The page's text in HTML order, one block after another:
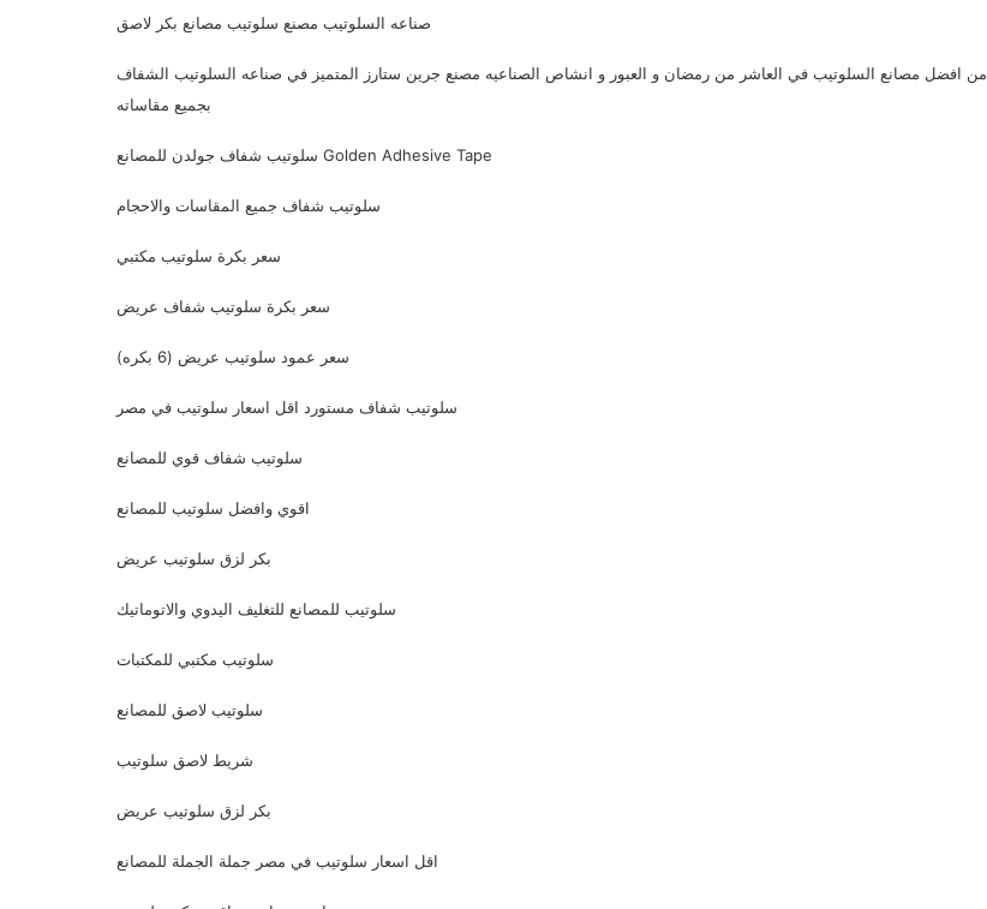
صناعه السلوتيب مصنع سلوتيب مصانع بكر لاصق
من افضل مصانع السلوتيب في العاشر من رمضان و العبور و انشاص الصناعيه مصنع جرين ستارز المتميز في صناعه السلوتيب الشفاف
بجميع مقاساته
سلوتيب شفاف جولدن للمصانع Golden Adhesive Tape
سلوتيب شفاف جميع المقاسات والاحجام
سعر بكرة سلوتيب مكتبي
سعر بكرة سلوتيب شفاف عريض
سعر عمود سلوتيب عريض (6 بكره)
سلوتيب شفاف مستورد اقل اسعار سلوتيب في مصر
سلوتيب شفاف قوي للمصانع
اقوي وافضل سلوتيب للمصانع
بكر لزق سلوتيب عريض
سلوتيب للمصانع للتغليف اليدوي والاتوماتيك
سلوتيب مكتبي للمكتبات
سلوتيب لاصق للمصانع
شريط لاصق سلوتيب
بكر لزق سلوتيب عريض
اقل اسعار سلوتيب في مصر جملة الجملة للمصانع